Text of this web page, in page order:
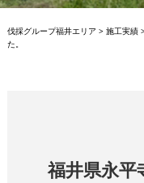
伐採グループ福井エリア > 施工実績
た。
福井県永平